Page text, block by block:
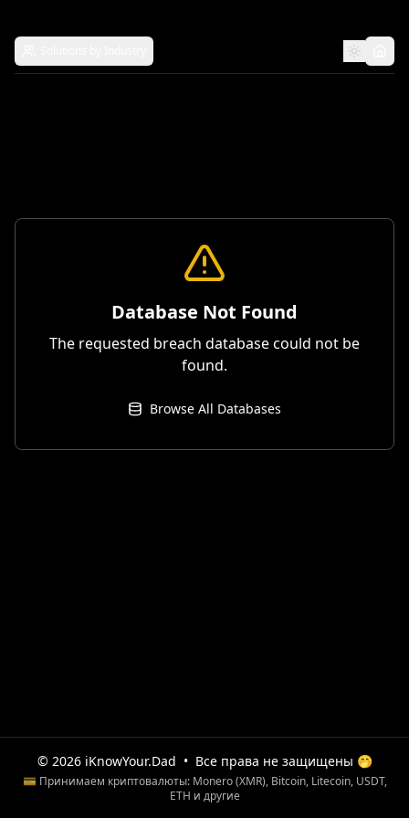
Database Not Found
The requested breach database could not be
found.
Browse All Databases
© 2026 iKnowYour.Dad • Все права не защищены 🤭
💳 Принимаем криптовалюты: Monero (XMR), Bitcoin, Litecoin, USDT,
ETH и другие